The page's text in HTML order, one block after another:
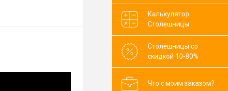
Калькулятор
Столешницы
Столешницы со
скидкой 10-80%
Что с моим заказом?